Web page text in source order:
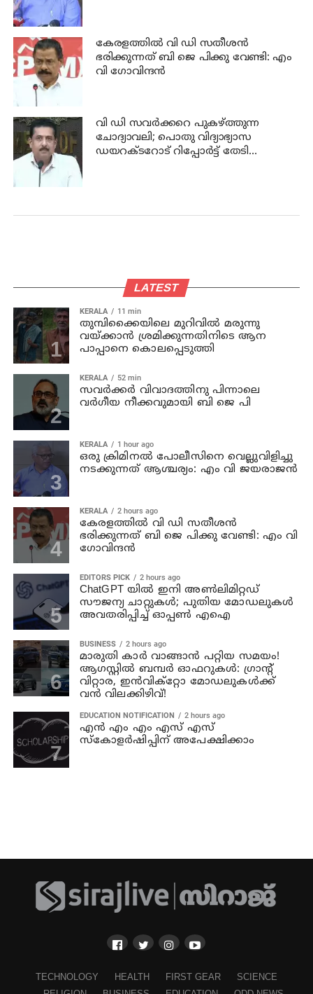
കേരളത്തില്‍ വി ഡി സതീശന്‍
ഭരിക്കുന്നത് ബി ജെ പിക്കു വേണ്ടി: എം
വി ഗോവിന്ദന്‍
വി ഡി സവര്‍ക്കറെ പുകഴ്ത്തുന്ന
ചോദ്യാവലി; പൊതു വിദ്യാഭ്യാസ
ഡയറക്ടറോട് റിപ്പോര്‍ട്ട് തേടി
LATEST
KERALA 11 min
തുമ്പിക്കൈയിലെ മുറിവില്‍ മരുന്നു
വയ്ക്കാന്‍ ശ്രമിക്കുന്നതിനിടെ ആന
പാപ്പാനെ കൊലപ്പെടുത്തി
KERALA 52 min
സവര്‍ക്കര്‍ വിവാദത്തിനു പിന്നാലെ
വര്‍ഗീയ നീക്കവുമായി ബി ജെ പി
KERALA 1 hour ago
ഒരു ക്രിമിനല്‍ പോലീസിനെ വെല്ലുവിളിച്ചു
നടക്കുന്നത് ആശ്ചര്യം: എം വി ജയരാജന്‍
KERALA 2 hours ago
കേരളത്തില്‍ വി ഡി സതീശന്‍
ഭരിക്കുന്നത് ബി ജെ പിക്കു വേണ്ടി: എം വി
ഗോവിന്ദന്‍
EDITORS PICK 2 hours ago
ChatGPT യിൽ ഇനി അൺലിമിറ്റഡ്
സൗജന്യ ചാറ്റുകൾ; പുതിയ മോഡലുകൾ
അവതരിപ്പിച്ച് ഓപ്പൺ എഐ
BUSINESS 2 hours ago
മാരുതി കാർ വാങ്ങാൻ പറ്റിയ സമയം!
ആഗസ്റ്റിൽ ബമ്പർ ഓഫറുകൾ: ഗ്രാന്റ്
വിറ്റാര, ഇൻവിക്റ്റോ മോഡലുകൾക്ക്
വൻ വിലക്കിഴിവ്!
EDUCATION NOTIFICATION 2 hours ago
എൻ എം എം എസ് എസ്
സ്കോളർഷിപ്പിന് അപേക്ഷിക്കാം
TECHNOLOGY HEALTH FIRST GEAR
SCIENCE